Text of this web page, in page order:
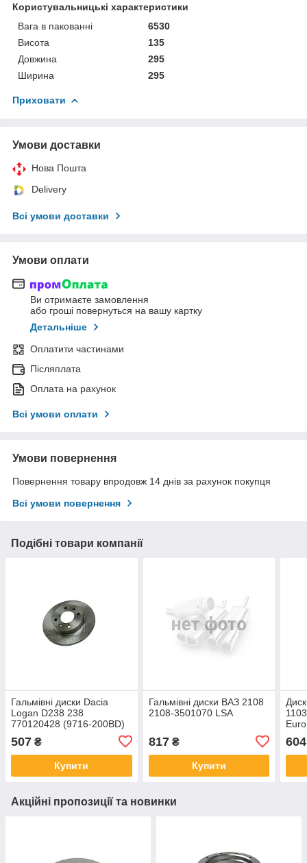
Користувальницькі характеристики
Вага в пакованні
6530
Висота
135
Довжина
295
Ширина
295
Приховати
Умови доставки
Нова Пошта
Delivery
Всі умови доставки
Умови оплати
Ви отримаєте замовлення
або гроші повернуться на вашу картку
Детальніше
Оплатити частинами
Післяплата
Оплата на рахунок
Всі умови оплати
Умови повернення
Повернення товару впродовж 14 днів за рахунок покупця
Всі умови повернення
Подібні товари компанії
Гальмівні диски Dacia
Logan D238 238
770120428 (9716-200BD)
507 ₴
Купити
Гальмівні диски ВАЗ 2108
2108-3501070 LSA
817₴
Купити
604
Акційні пропозиції та новинки